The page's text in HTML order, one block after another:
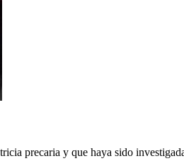
precaria y que haya sido